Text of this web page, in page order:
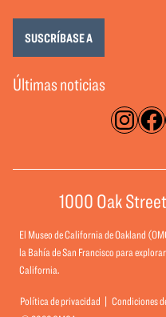
Últimas noticias
SUSCRÍBASE A
1000 Oak
El Museo de California de Oakland
la Bahía de San Francisco para
California.
Política de privacidad Condiciones